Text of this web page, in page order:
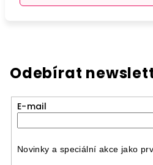
Odebírat
E-mail
Novinky a speciální akce jako